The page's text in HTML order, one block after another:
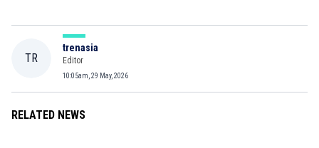
TR
trenasia
Editor
10:05am, 29 May, 2026
RELATED NEWS